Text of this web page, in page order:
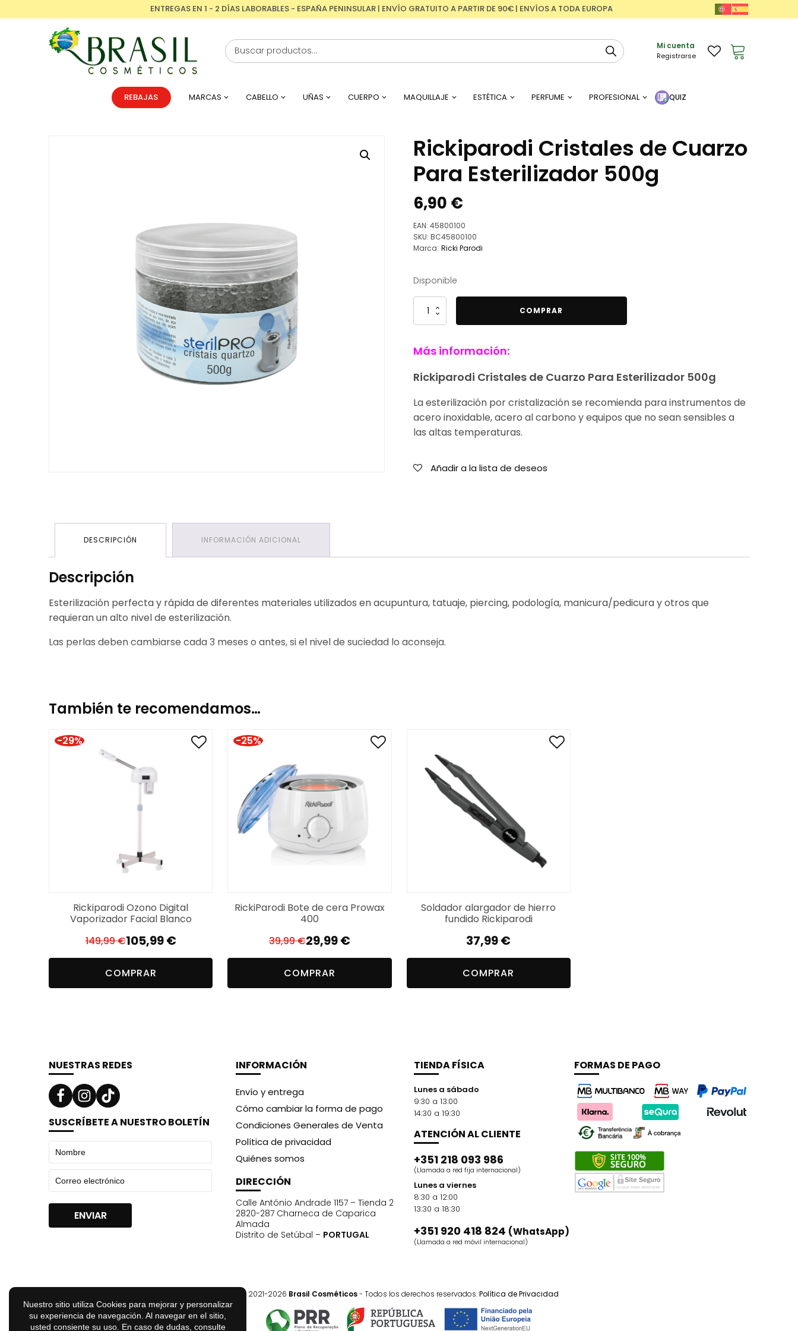
Nuestro sitio utiliza Cookies para mejorar y personalizar
su experiencia de navegación. Al navegar en el sitio,
usted consiente su uso. En caso de dudas, consulte
ENTREGAS EN 1 - 2 DÍAS LABORABLES - ESPAÑA PENINSULAR | ENVÍO GRATUITO A PARTIR DE 90€ | ENVÍOS A TODA EUROPA
Mi cuenta
Registrarse
REBAJAS MARCAS CABELLO UÑAS CUERPO MAQUILLAJE ESTÉTICA PERFUME PROFESIONAL QUIZ
Rickiparodi Cristales de Cuarzo
Para Esterilizador 500g
6,90 €
EAN: 45800100
SKU: BC45800100
Marca: Ricki Parodi
Disponible
Rickiparodi
Cristales
Cuarzo
Esterilizador
cantidad
COMPRAR
Más información:
Rickiparodi Cristales de Cuarzo Para Esterilizador 500g
La esterilización por cristalización se recomienda para instrumentos de
acero inoxidable, acero al carbono y equipos que no sean sensibles a
las altas temperaturas.
Añadir a la lista de deseos
DESCRIPCIÓN INFORMACIÓN ADICIONAL
Descripción
Esterilización perfecta y rápida de diferentes materiales utilizados en acupuntura, tatuaje, piercing, podología, manicura/pedicura y otros que
requieran un alto nivel de esterilización.
Las perlas deben cambiarse cada 3 meses o antes, si el nivel de suciedad lo aconseja.
También te recomendamos…
-29%
Rickiparodi Ozono Digital
Vaporizador Facial Blanco
149,99€ El
precio
original
era:
105,99€
El
precio
actual
es:
COMPRAR
-25%
RickiParodi Bote de cera Prowax
400
39,99€ El
precio
original
era:
29,99€
El
precio
actual
es:
COMPRAR
Soldador alargador de hierro
fundido Rickiparodi
37,99€
COMPRAR
NUESTRAS REDES
SUSCRÍBETE A NUESTRO BOLETÍN
INFORMACIÓN
Envío y entrega
Cómo cambiar la forma de pago
Condiciones Generales de Venta
Política de privacidad
Quiénes somos
DIRECCIÓN
Calle António Andrade 1157 – Tienda 2
2820-287 Charneca de Caparica
Almada
Distrito de Setúbal – PORTUGAL
TIENDA FÍSICA
Lunes a sábado
9:30 a 13:00
14:30 a 19:30
ATENCIÓN AL CLIENTE
+351 218 093 986
(Llamada a red fija internacional)
Lunes a viernes
8:30 a 12:00
13:30 a 18:30
+351 920 418 824 (WhatsApp)
(Llamada a red móvil internacional)
FORMAS DE PAGO
© 2021-2026 Brasil Cosméticos- Todos los derechos reservados.Política de Privacidad